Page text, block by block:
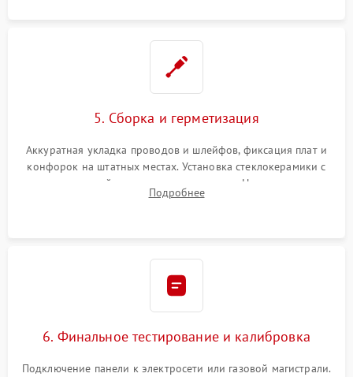
5. Сборка и герметизация
Аккуратная укладка проводов и шлейфов, фиксация плат и
конфорок на штатных местах. Установка стеклокерамики с
проверкой равномерности зазоров. Нанесение
термостойкого герметика или укладка уплотнительной
Подробнее
6. Финальное тестирование и калибровка
Подключение панели к электросети или газовой магистрали.